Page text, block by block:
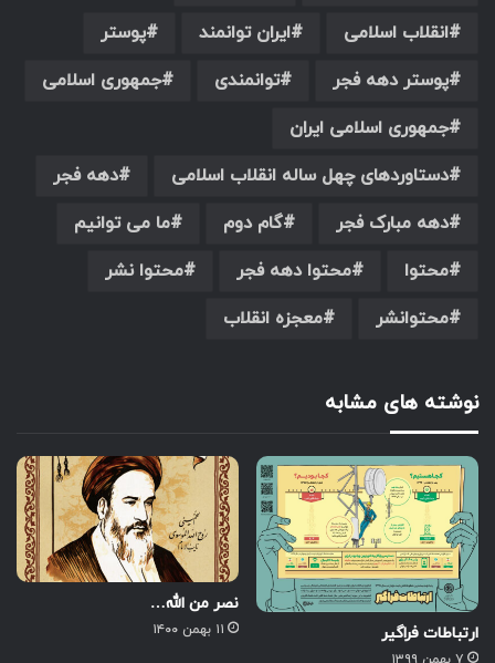
انقلاب اسلامی
ایران توانمند
پوستر
پوستر دهه فجر
توانمندی
جمهوری اسلامی
جمهوری اسلامی ایران
دستاوردهای چهل ساله انقلاب اسلامی
دهه فجر
دهه مبارک فجر
گام دوم
ما می توانیم
محتوا
محتوا دهه فجر
محتوا نشر
محتوانشر
معجزه انقلاب
نوشته های مشابه
ارتباطات فراگیر
نصر من الله…
۱۱ بهمن ۱۴۰۰